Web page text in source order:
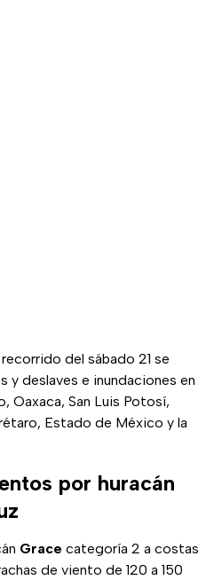
del sábado 21 se
y deslaves e inundaciones en
Oaxaca, San Luis Potosí,
Estado de México y la
por huracán
Grace categoría 2 a costas
de viento de 120 a 150